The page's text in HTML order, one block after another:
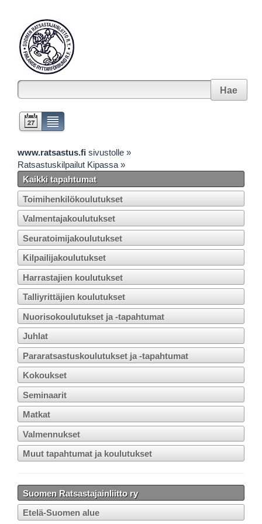
Hae
www.ratsastus.fi sivustolle »
Ratsastuskilpailut Kipassa »
Kaikki tapahtumat
Toimihenkilökoulutukset
Valmentajakoulutukset
Seuratoimijakoulutukset
Kilpailijakoulutukset
Harrastajien koulutukset
Talliyrittäjien koulutukset
Nuorisokoulutukset ja -tapahtumat
Juhlat
Pararatsastuskoulutukset ja -tapahtumat
Kokoukset
Seminaarit
Matkat
Valmennukset
Muut tapahtumat ja koulutukset
Suomen Ratsastajainliitto ry
Etelä-Suomen alue